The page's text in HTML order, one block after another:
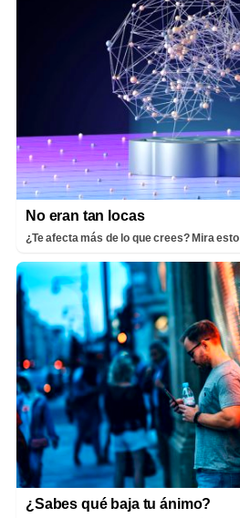
No eran tan locas
¿Te afecta más de lo que crees? Mira esto
¿Sabes qué baja tu ánimo?